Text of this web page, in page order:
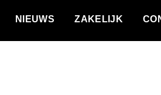
NIEUWS ZAKELIJK